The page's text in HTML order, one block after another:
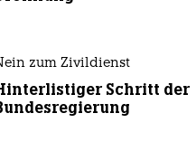
zum Zivildienst
Schritt der